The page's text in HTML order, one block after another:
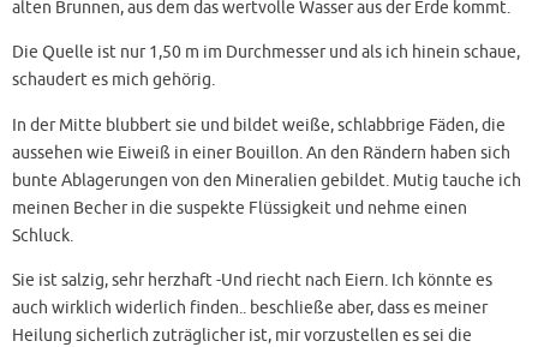
alten Brunnen, aus dem das wertvolle Wasser aus der Erde kommt.
Die Quelle ist nur 1,50 m im Durchmesser und als ich hinein schaue,
schaudert es mich gehörig.
In der Mitte blubbert sie und bildet weiße, schlabbrige Fäden, die
aussehen wie Eiweiß in einer Bouillon. An den Rändern haben sich
bunte Ablagerungen von den Mineralien gebildet. Mutig tauche ich
meinen Becher in die suspekte Flüssigkeit und nehme einen
Schluck.
Sie ist salzig, sehr herzhaft -Und riecht nach Eiern. Ich könnte es
auch wirklich widerlich finden.. beschließe aber, dass es meiner
Heilung sicherlich zuträglicher ist, mir vorzustellen es sei die